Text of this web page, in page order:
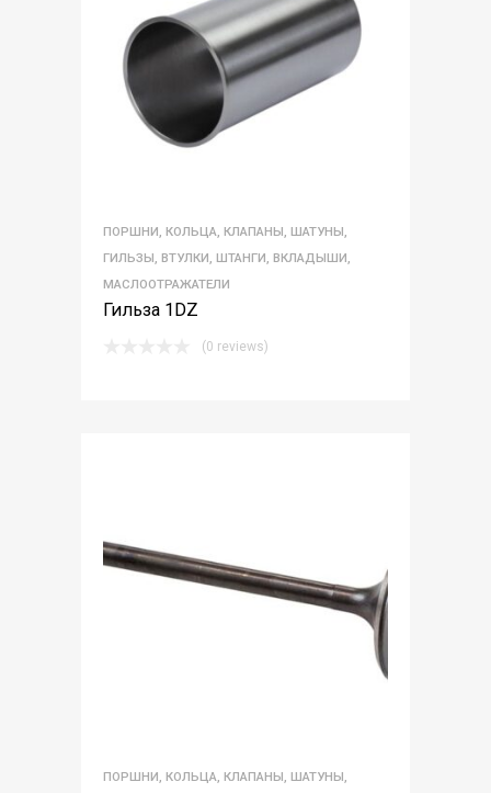
ПОРШНИ, КОЛЬЦА, КЛАПАНЫ, ШАТУНЫ,
ГИЛЬЗЫ, ВТУЛКИ, ШТАНГИ, ВКЛАДЫШИ,
МАСЛООТРАЖАТЕЛИ
Гильза 1DZ
(0 reviews)
ПОРШНИ, КОЛЬЦА, КЛАПАНЫ, ШАТУНЫ,